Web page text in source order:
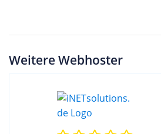
Weitere Webhoster